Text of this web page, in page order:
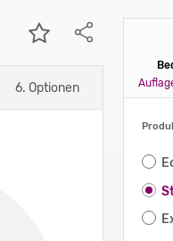
6. Optionen